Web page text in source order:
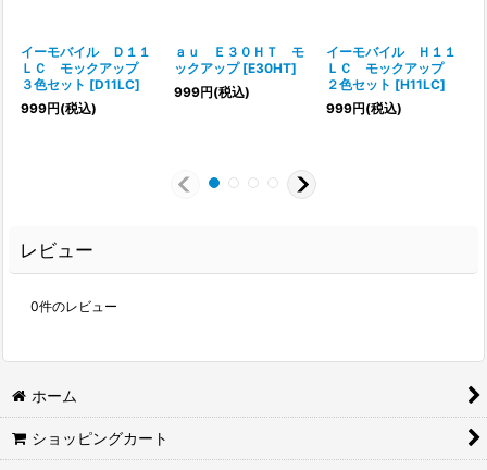
イーモバイル Ｄ１１
ＬＣ モックアップ
３色セット [D11LC]
999円(税込)
ａｕ Ｅ３０ＨＴ モ
ックアップ [E30HT]
999円(税込)
イーモバイル Ｈ１１
ＬＣ モックアップ
２色セット [H11LC]
999円(税込)
レビュー
0件のレビュー
ホーム
ショッピングカート